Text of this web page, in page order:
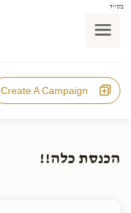
בס"ד
Create A Campaign
הכנסת כלה!!